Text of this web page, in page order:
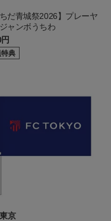
ちだ青城祭2026】プレーヤ
ャンボうちわ
典
京